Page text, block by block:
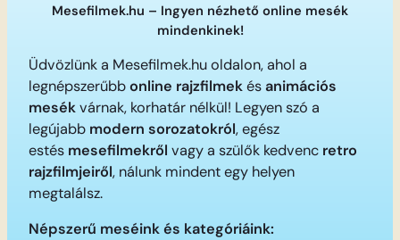
Mesefilmek.hu – Ingyen nézhető online mesék
mindenkinek!
Üdvözlünk a Mesefilmek.hu oldalon, ahol a
legnépszerűbbonline rajzfilmekésanimációs
mesékvárnak, korhatár nélkül! Legyen szó a
legújabb modern sorozatokról, egész
estés mesefilmekről vagy a szülők kedvenc retro
rajzfilmjeiről, nálunk mindent egy helyen
megtalálsz.
Népszerű meséink és kategóriáink: